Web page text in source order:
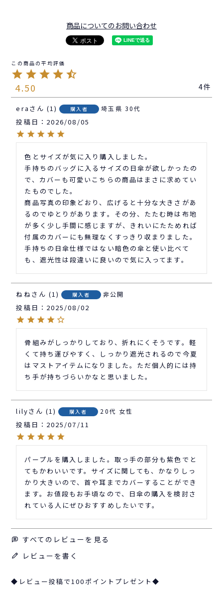
商品についてのお問い合わせ
4.50 4
era 1 購入者 埼玉県 30代
投稿日 2026/08/05
色とサイズが気に入り購入しました。
手持ちのバッグに入るサイズの日傘が欲しかったの
で、カバーも可愛いこちらの商品はまさに求めてい
たものでした。
商品写真の印象どおり、広げると十分な大きさがあ
るのでゆとりがあります。その分、たたむ時は布地
が多く少し手間に感じますが、きれいにたためれば
付属のカバーにも無理なくすっきり収まりました。
手持ちの日傘仕様ではない暗色の傘と使い比べて
も、遮光性は段違いに良いので気に入ってます。
ねね 1 購入者 非公開
投稿日 2025/08/02
骨組みがしっかりしており、折れにくそうです。軽
くて持ち運びやすく、しっかり遮光されるので今夏
はマストアイテムになりました。ただ個人的には持
ち手が持ちづらいかなと思いました。
lily 1 購入者 20代 女性
投稿日 2025/07/11
パープルを購入しました。取っ手の部分も紫色でと
てもかわいいです。サイズに関しても、かなりしっ
かり大きいので、首や耳までカバーすることができ
ます。お値段もお手頃なので、日傘の購入を検討さ
れている人にぜひおすすめしたいです。
すべてのレビューを見る
レビューを書く
◆レビュー投稿で100ポイントプレゼント◆